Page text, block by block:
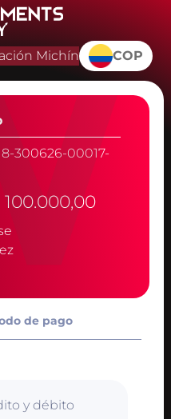
Michín COP
300626-00017-
100.000,00
de pago
y débito